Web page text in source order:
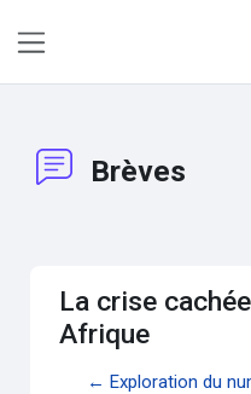
Brèves
La crise
Afrique
← Exploration du